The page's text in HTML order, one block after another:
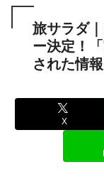
旅サラダ
ー決定！
された情
X